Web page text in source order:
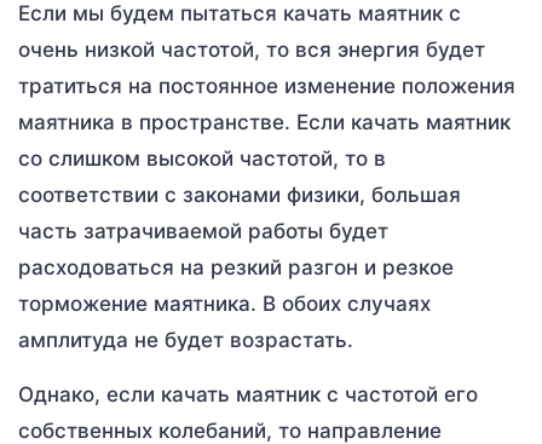
Если мы будем пытаться качать маятник с
очень низкой частотой, то вся энергия будет
тратиться на постоянное изменение положения
маятника в пространстве. Если качать маятник
со слишком высокой частотой, то в
соответствии с законами физики, большая
часть затрачиваемой работы будет
расходоваться на резкий разгон и резкое
торможение маятника. В обоих случаях
амплитуда не будет возрастать.
Однако, если качать маятник с частотой его
собственных колебаний, то направление